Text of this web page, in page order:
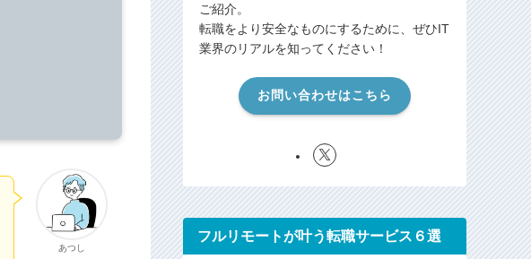
あつし
ご紹介。
転職をより安全なものにするために、ぜひIT
業界のリアルを知ってください！
お問い合わせはこちら
フルリモートが叶う転職サービス６選